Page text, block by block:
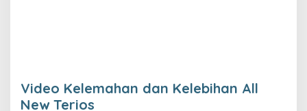
Video Kelemahan dan Kelebihan All
New Terios